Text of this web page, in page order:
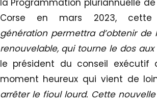
la Programmation pluriannuelle de
Corse en mars 2023,
génération permettra d’obtenir de
renouvelable, qui tourne le dos
le président du conseil exécutif
moment heureux qui vient de
arrêter le fioul lourd. Cette